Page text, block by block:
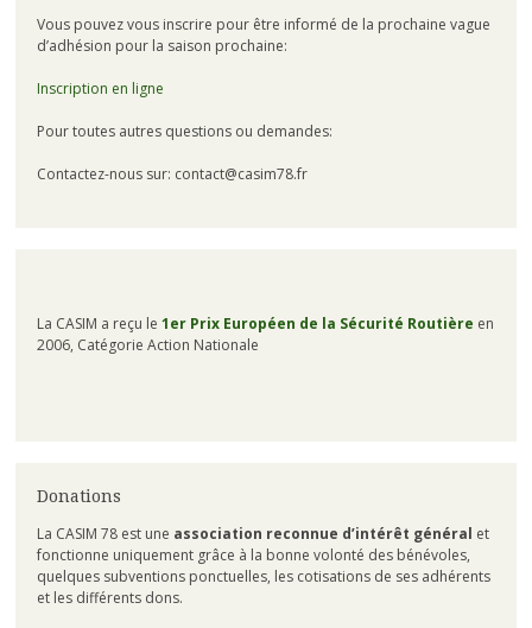
Vous pouvez vous inscrire pour être informé de la prochaine vague
d’adhésion pour la saison prochaine:
Inscription en ligne
Pour toutes autres questions ou demandes:
Contactez-nous sur: contact@casim78.fr
La CASIM a reçu le 1er Prix Européen de la Sécurité Routière en
2006, Catégorie Action Nationale
Donations
La CASIM 78 est une association reconnue d’intérêt général et
fonctionne uniquement grâce à la bonne volonté des bénévoles,
quelques subventions ponctuelles, les cotisations de ses adhérents
et les différents dons.